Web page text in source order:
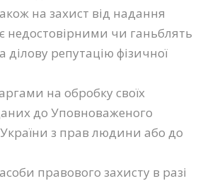
на захист від надання
недостовірними чи ганьблять
ділову репутацію фізичної
на обробку своїх
до Уповноваженого
з прав людини або до
правового захисту в разі